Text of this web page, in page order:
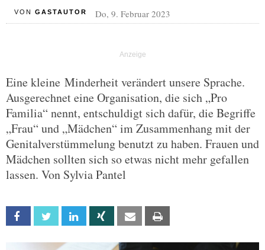
VON GASTAUTOR Do, 9. Februar 2023
Eine kleine Minderheit verändert unsere Sprache.
Ausgerechnet eine Organisation, die sich „Pro
Familia“ nennt, entschuldigt sich dafür, die Begriffe
„Frau“ und „Mädchen“ im Zusammenhang mit der
Genitalverstümmelung benutzt zu haben. Frauen und
Mädchen sollten sich so etwas nicht mehr gefallen
lassen. Von Sylvia Pantel
Facebook Twitter Linkedin Xing Email